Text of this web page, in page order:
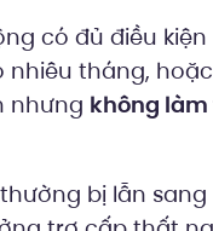
có đủ điều
tháng,
nhưng không
bị lẫn